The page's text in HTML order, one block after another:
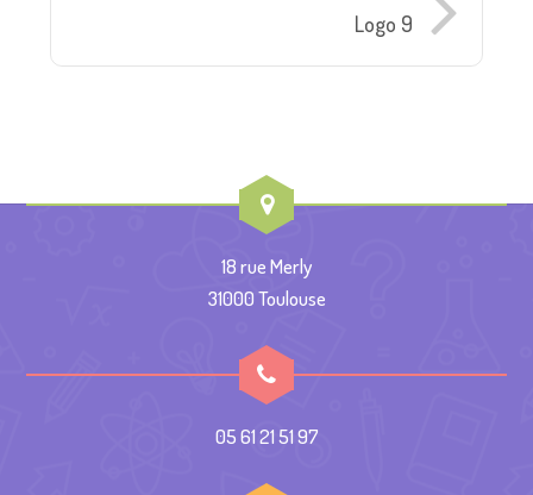
Logo 9
18 rue Merly
31000 Toulouse
05 61 21 51 97